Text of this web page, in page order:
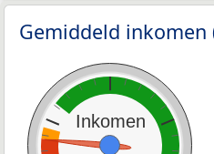
Gemiddeld inkomen
Inkomen